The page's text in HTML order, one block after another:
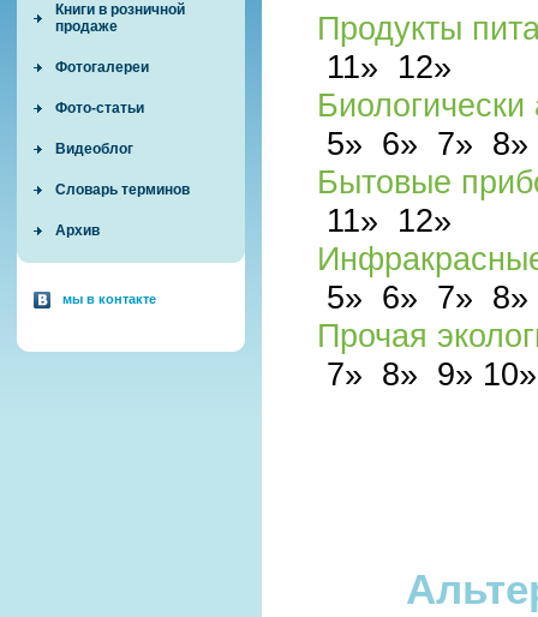
Книги в розничной
продаже
Фотогалереи
Фото-статьи
Видеоблог
Словарь терминов
Архив
мы в контакте
Продукты
11» 12»
5» 6» 7»
Бытовые
11» 12»
5» 6» 7»
Прочая
7» 8» 9»